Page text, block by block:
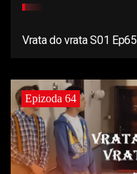
Vrata do vrata S01 Ep65
Epizoda 64